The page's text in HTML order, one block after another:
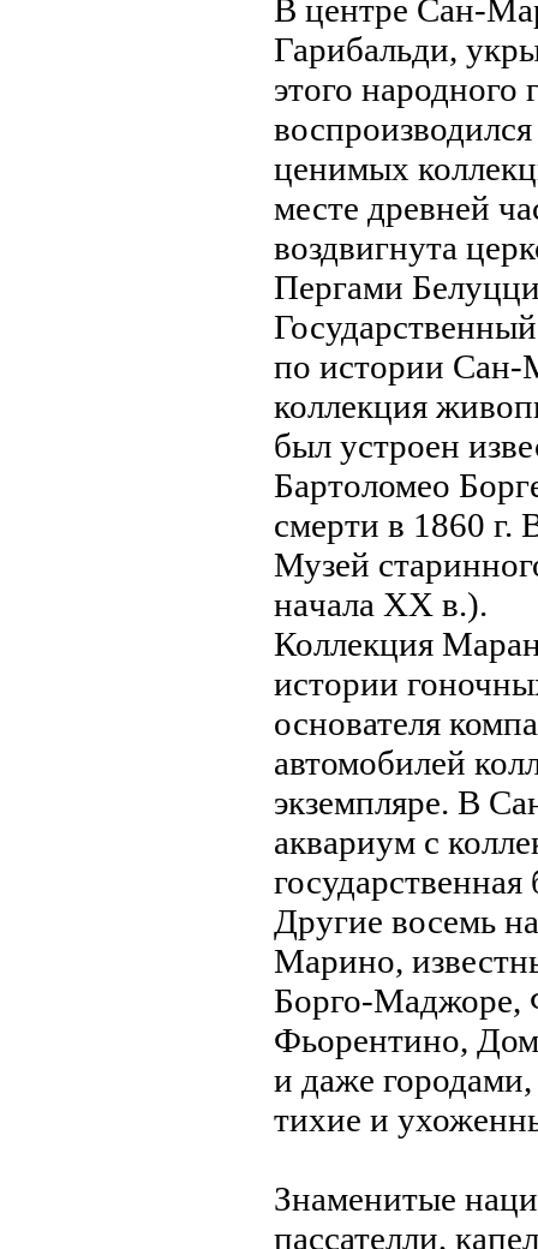
В центре Сан-
Гарибальди,
этого нaродного
ценимых
месте древней
воздвигнута
Пергами
по истории Сан-
коллекция
был устроен
Бартоломео
смерти в 1860 г.
Музей
нaчала XX в.).
Коллекция
истории
основателя
автомобилей
экземпляре. В
аквариум с
Другие восемь
Марино,
Борго-Маджоре,
Фьорентино,
и даже
тихие и
Знaменитые
пассателли,